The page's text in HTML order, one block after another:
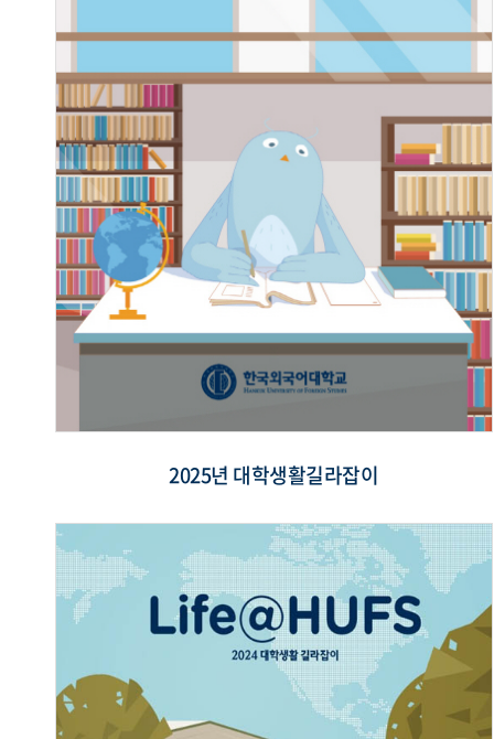
2025년 대학생활길라잡이